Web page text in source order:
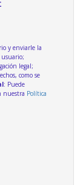
y enviarle la
legal;
como se
: Puede
nuestra Política